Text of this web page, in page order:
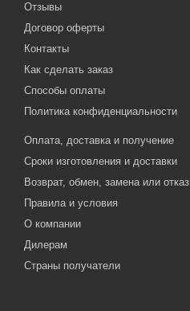
Отзывы
Договор оферты
Контакты
Как сделать заказ
Способы оплаты
Политика конфиденциальности
Оплата, доставка и получение
Сроки изготовления и доставки
Возврат, обмен, замена или отказ
Правила и условия
О компании
Дилерам
Страны получатели